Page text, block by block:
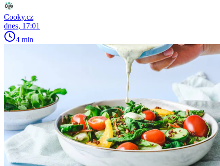
Cooky.cz
dnes, 17:01
4 min